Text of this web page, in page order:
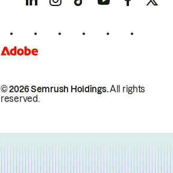
© 2026 Semrush Holdings.All rights
reserved.